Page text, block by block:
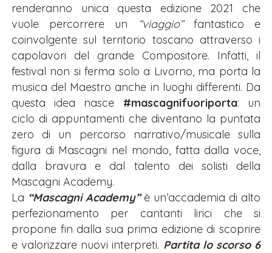
renderanno unica questa edizione 2021 che
vuole percorrere un
“viaggio”fantastico e
coinvolgente sul territorio toscano attraverso i
capolavori del grande Compositore. Infatti, il
festival non si ferma solo a Livorno, ma porta la
musica del Maestro anche in luoghi differenti. Da
questa idea nasce #mascagnifuoriporta: un
ciclo di appuntamenti che diventano la puntata
zero di un percorso narrativo/musicale sulla
figura di Mascagni nel mondo, fatta dalla voce,
dalla bravura e dal talento dei solisti della
Mascagni Academy.
La “Mascagni Academy”è un’accademia di alto
perfezionamento per cantanti lirici che si
propone fin dalla sua prima edizione di scoprire
e valorizzare nuovi interpreti. Partita lo scorso 6